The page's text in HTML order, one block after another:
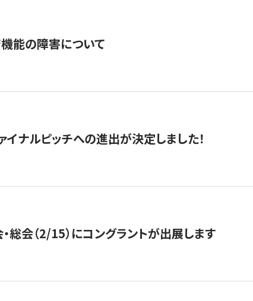
機能の障害について
ナルピッチへの進出が決定しました！
総会（2/15）にコングラントが出展します